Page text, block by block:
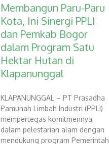
Membangun Paru-Paru
Kota, Ini Sinergi PPLI
dan Pemkab Bogor
dalam Program Satu
Hektar Hutan di
Klapanunggal
​KLAPANUNGGAL – PT Prasadha
Pamunah Limbah Industri (PPLI)
mempertegas komitmennya
dalam pelestarian alam dengan
mendukung program Pemerintah